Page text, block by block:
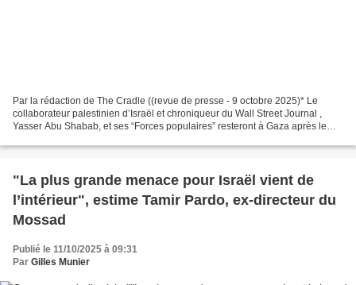
Par la rédaction de The Cradle ((revue de presse - 9 octobre 2025)* Le
collaborateur palestinien d’Israël et chroniqueur du Wall Street Journal ,
Yasser Abu Shabab, et ses “Forces populaires” resteront à Gaza après le
"La plus grande menace pour Israël vient de
l’intérieur", estime Tamir Pardo, ex-directeur du
Mossad
Publié le 11/10/2025 à 09:31
Par Gilles Munier